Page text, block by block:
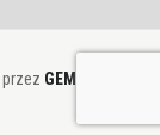
GEMBIT